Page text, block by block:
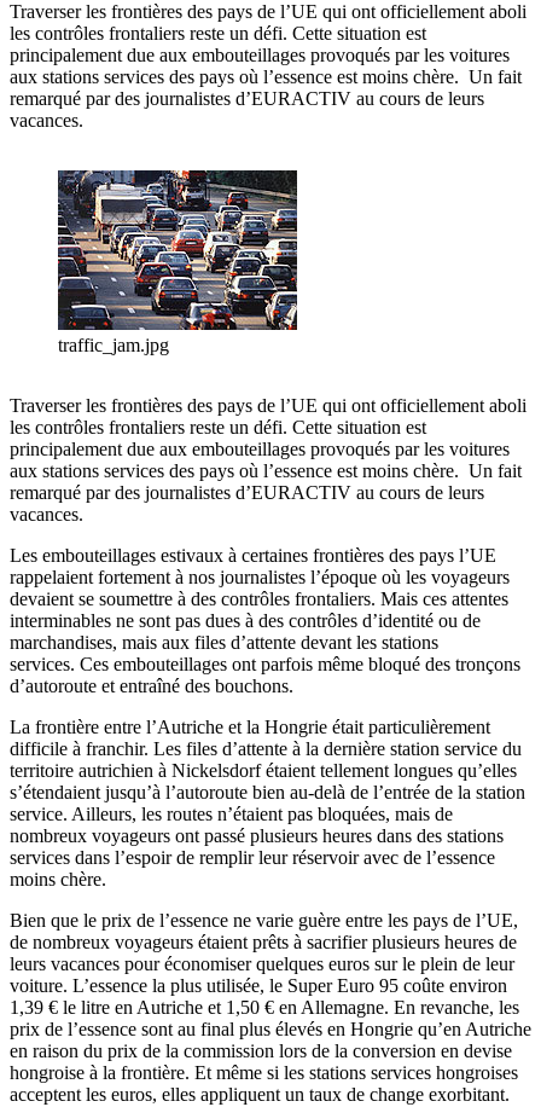
Traverser les frontières des pays de l’UE qui ont officiellement aboli
les contrôles frontaliers reste un défi. Cette situation est
principalement due aux embouteillages provoqués par les voitures
aux stations services des pays où l’essence est moins chère. Un fait
remarqué par des journalistes d’EURACTIV au cours de leurs
vacances.
traffic_jam.jpg
Traverser les frontières des pays de l’UE qui ont officiellement aboli
les contrôles frontaliers reste un défi. Cette situation est
principalement due aux embouteillages provoqués par les voitures
aux stations services des pays où l’essence est moins chère. Un fait
remarqué par des journalistes d’EURACTIV au cours de leurs
vacances.
Les embouteillages estivaux à certaines frontières des pays l’UE
rappelaient fortement à nos journalistes l’époque où les voyageurs
devaient se soumettre à des contrôles frontaliers. Mais ces attentes
interminables ne sont pas dues à des contrôles d’identité ou de
marchandises, mais aux files d’attente devant les stations
services. Ces embouteillages ont parfois même bloqué des tronçons
d’autoroute et entraîné des bouchons.
La frontière entre l’Autriche et la Hongrie était particulièrement
difficile à franchir. Les files d’attente à la dernière station service du
territoire autrichien à Nickelsdorf étaient tellement longues qu’elles
s’étendaient jusqu’à l’autoroute bien au-delà de l’entrée de la station
service. Ailleurs, les routes n’étaient pas bloquées, mais de
nombreux voyageurs ont passé plusieurs heures dans des stations
services dans l’espoir de remplir leur réservoir avec de l’essence
moins chère.
Bien que le prix de l’essence ne varie guère entre les pays de l’UE,
de nombreux voyageurs étaient prêts à sacrifier plusieurs heures de
leurs vacances pour économiser quelques euros sur le plein de leur
voiture. L’essence la plus utilisée, le Super Euro 95 coûte environ
1,39 € le litre en Autriche et 1,50 € en Allemagne. En revanche, les
prix de l’essence sont au final plus élevés en Hongrie qu’en Autriche
en raison du prix de la commission lors de la conversion en devise
hongroise à la frontière. Et même si les stations services hongroises
acceptent les euros, elles appliquent un taux de change exorbitant.